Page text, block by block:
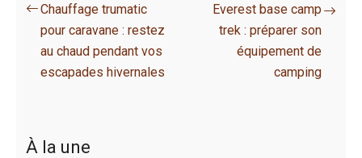
Chauffage trumatic
pour caravane : restez
au chaud pendant vos
escapades hivernales
Everest base camp
trek : préparer son
équipement de
camping
À la une